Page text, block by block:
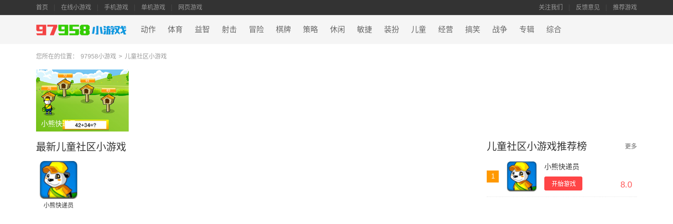
首页 在线小游戏 手机游戏 单机游戏 网页游戏 关注我们 反馈意见 推荐游戏
动作 体育 益智 射击 冒险 棋牌 策略 休闲 敏捷 装扮 儿童 经营 搞笑 战争 专辑 综合
您所在的位置： 97958小游戏 > 儿童社区小游戏
小熊快递员
最新儿童社区小游戏
小熊快递员
儿童社区小游戏推荐榜 更多
1
小熊快递员
8.0